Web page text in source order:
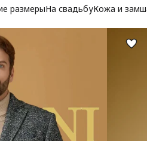
при заказе от 10 000 руб.
размерыНа свадьбуКожа и